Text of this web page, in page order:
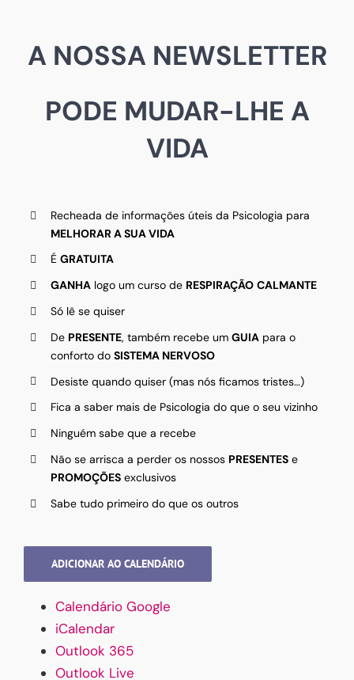
A NOSSA NEWSLETTER
PODE MUDAR-LHE A
VIDA
Recheada de informações úteis da Psicologia para
MELHORAR A SUA VIDA
É GRATUITA
GANHAlogo um curso de RESPIRAÇÃO CALMANTE
Só lê se quiser
De PRESENTE, também recebe um GUIApara o
conforto do SISTEMA NERVOSO
Desiste quando quiser (mas nós ficamos tristes…)
Fica a saber mais de Psicologia do que o seu vizinho
Ninguém sabe que a recebe
Não se arrisca a perder os nossos PRESENTESe
PROMOÇÕESexclusivos
Sabe tudo primeiro do que os outros
ADICIONAR AO CALENDÁRIO
Calendário Google
iCalendar
Outlook 365
Outlook Live